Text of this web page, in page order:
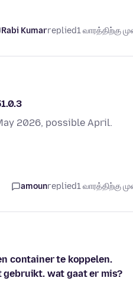
Rabi Kumarreplied1 வாரத்திற்கு
2026, possible April.
amounreplied1 வாரத்திற்கு
container te koppelen.
wat gaat er mis?